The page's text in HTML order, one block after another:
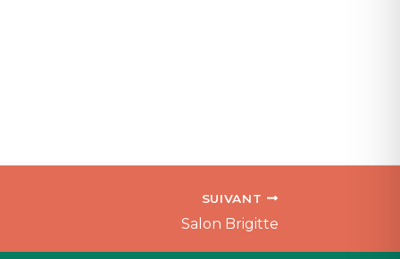
SUIVANT
Salon Brigitte